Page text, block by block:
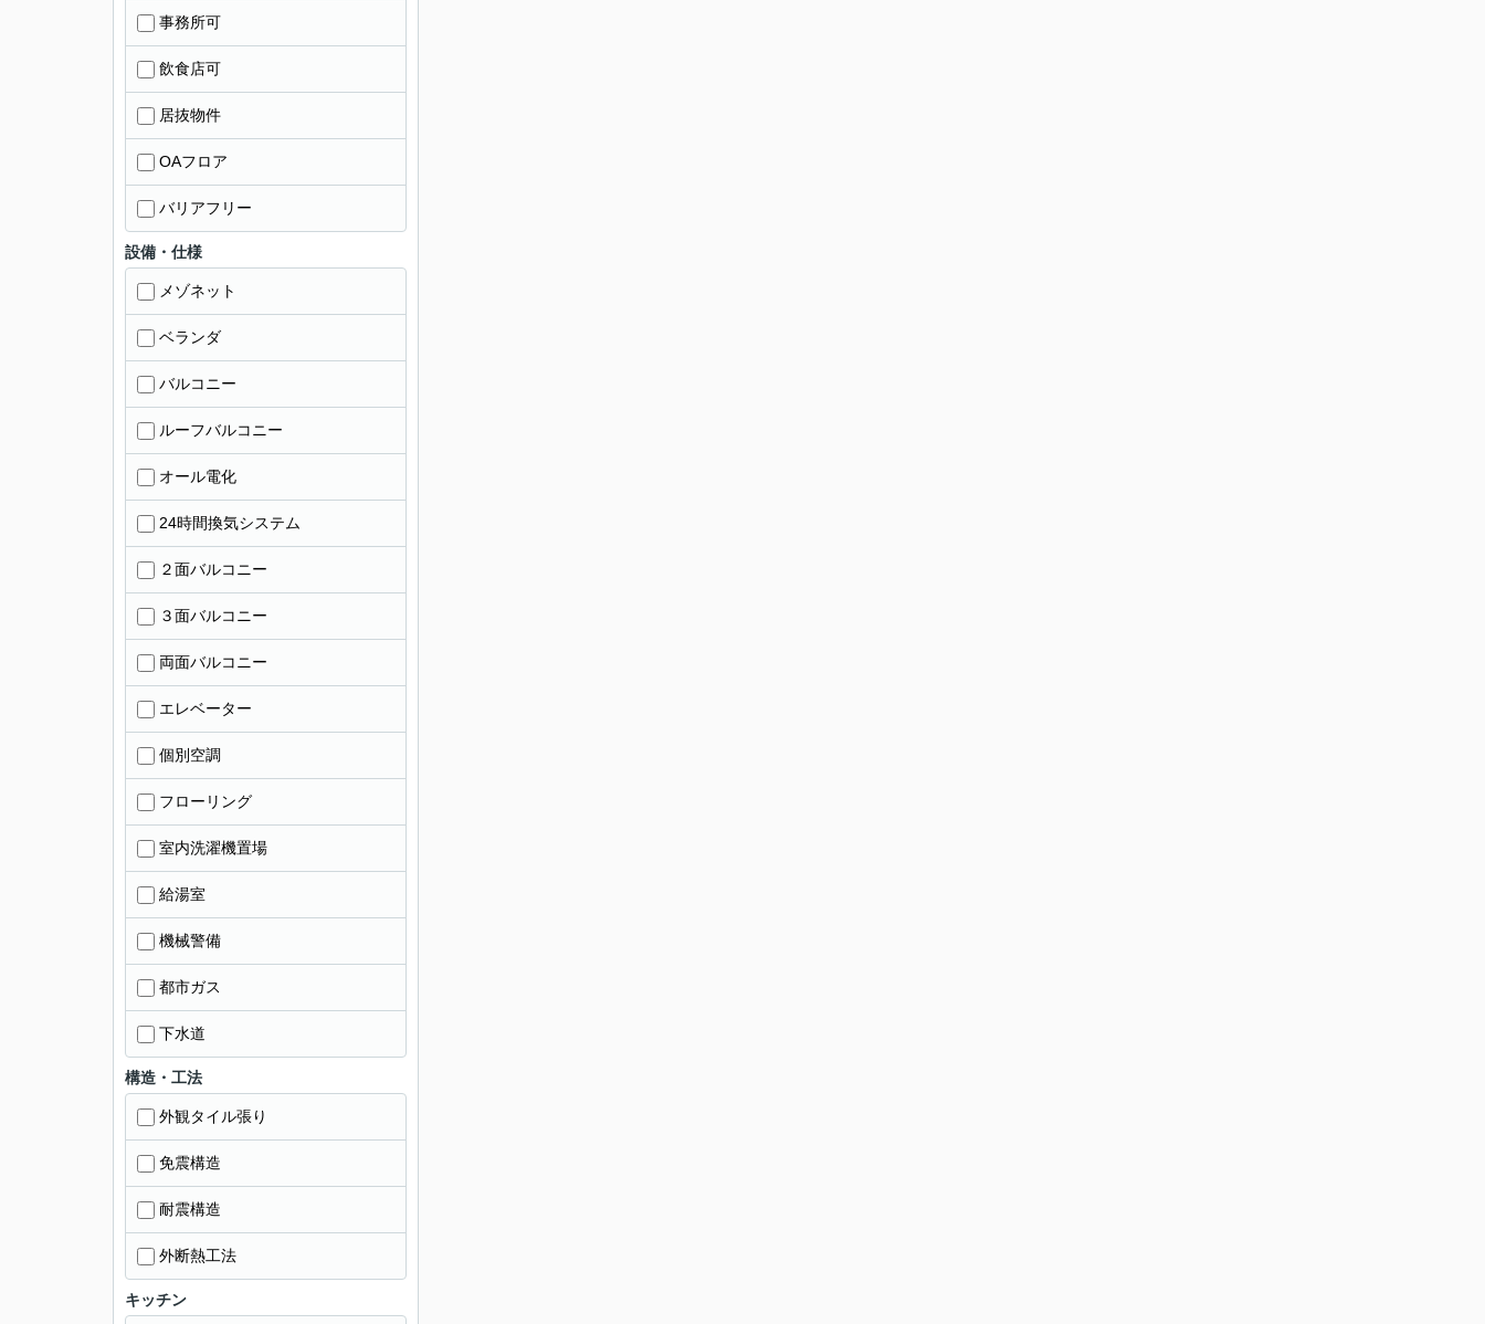
事務所可
飲食店可
居抜物件
OAフロア
バリアフリー
設備・仕様
メゾネット
ベランダ
バルコニー
ルーフバルコニー
オール電化
24時間換気システム
２面バルコニー
３面バルコニー
両面バルコニー
エレベーター
個別空調
フローリング
室内洗濯機置場
給湯室
機械警備
都市ガス
下水道
構造・工法
外観タイル張り
免震構造
耐震構造
外断熱工法
キッチン